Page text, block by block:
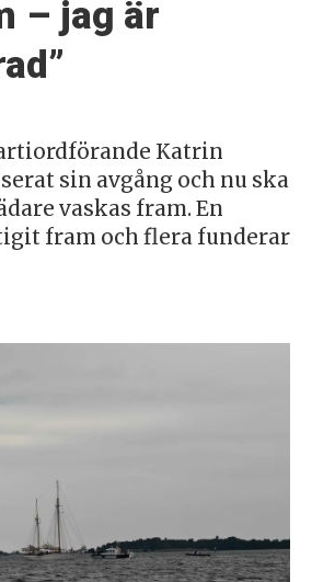
– jag är
Katrin
sin avgång och nu ska
vaskas fram. En
fram och flera funderar